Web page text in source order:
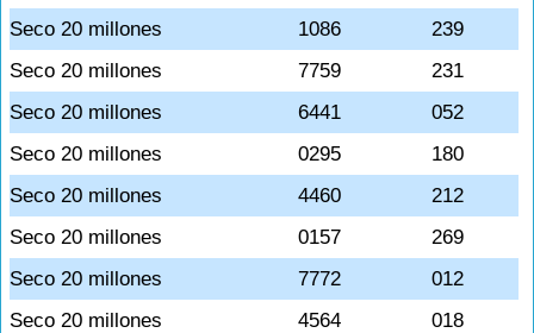
Seco 20 millones
1086
239
Seco 20 millones
7759
231
Seco 20 millones
6441
052
Seco 20 millones
0295
180
Seco 20 millones
4460
212
Seco 20 millones
0157
269
Seco 20 millones
7772
012
Seco 20 millones
4564
018